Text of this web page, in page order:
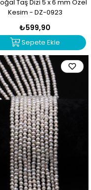
Taş Dizi 5 x 6 mm Özel
Kesim - DZ-0923
₺599,90
Sepete Ekle